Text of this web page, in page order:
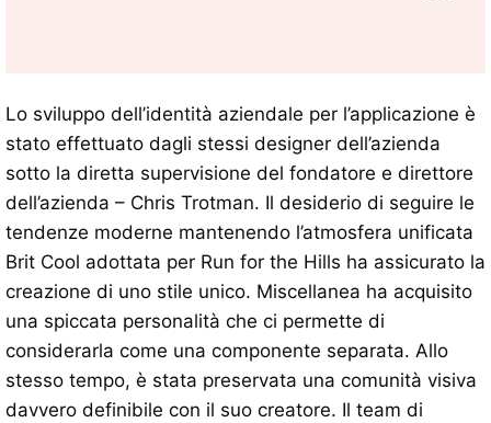
Lo sviluppo dell’identità aziendale per l’applicazione è
stato effettuato dagli stessi designer dell’azienda
sotto la diretta supervisione del fondatore e direttore
dell’azienda – Chris Trotman. Il desiderio di seguire le
tendenze moderne mantenendo l’atmosfera unificata
Brit Cool adottata per Run for the Hills ha assicurato la
creazione di uno stile unico. Miscellanea ha acquisito
una spiccata personalità che ci permette di
considerarla come una componente separata. Allo
stesso tempo, è stata preservata una comunità visiva
davvero definibile con il suo creatore. Il team di